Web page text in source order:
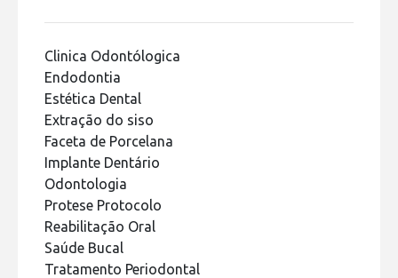
Clinica Odontólogica
Endodontia
Estética Dental
Extração do siso
Faceta de Porcelana
Implante Dentário
Odontologia
Protese Protocolo
Reabilitação Oral
Saúde Bucal
Tratamento Periodontal